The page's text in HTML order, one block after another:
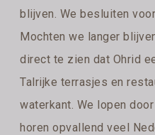
blijven. We besluiten
Mochten we langer
direct te zien dat Ohrid
Talrijke terrasjes en
waterkant. We lopen
horen opvallend veel